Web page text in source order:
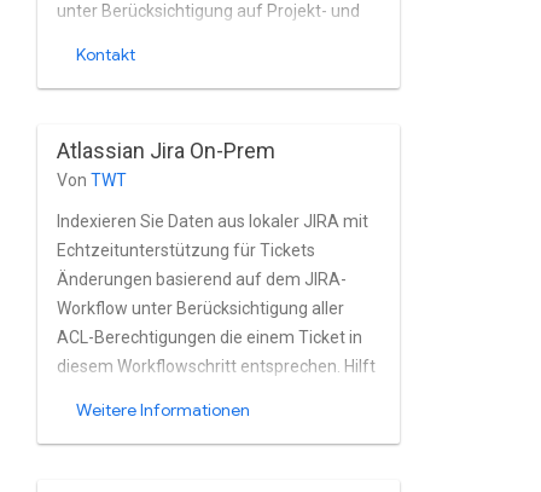
unter Berücksichtigung auf Projekt- und
Drittanbietern oder Jiras Nutzer- und
Gruppenverwaltung integriert.
Kontakt
Atlassian Jira On-Prem
Von TWT
Indexieren Sie Daten aus lokaler JIRA mit
Echtzeitunterstützung für Tickets
Änderungen basierend auf dem JIRA-
Workflow unter Berücksichtigung aller
ACL-Berechtigungen die einem Ticket in
diesem Workflowschritt entsprechen. Hilft
Weitere Informationen